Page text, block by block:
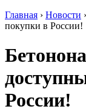
Главная › Новости ›
покупки в России!
России!